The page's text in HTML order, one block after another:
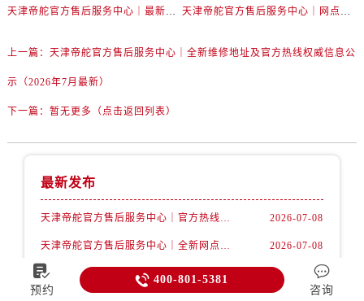
上一篇： 天津帝舵官方售后服务中心｜全新维修地址及官方热线权威信息公
示（2026年7月最新）
下一篇： 暂无更多（点击返回列表）
最新发布
2026-07-08
2026-07-08
天津帝舵官方售后服务中心｜详细地址及服务电话权威信息公示（2026年7月最新） 2026-07-07

预约
 400-801-5381 
咨询